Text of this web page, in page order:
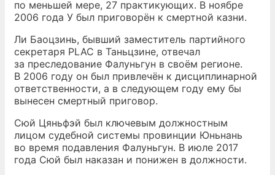
по меньшей мере, 27 практикующих. В ноябре
2006 года У был приговорён к смертной казни.
Ли Баоцзинь, бывший заместитель партийного
секретаря PLAC в Таньцзине, отвечал
за преследование Фалуньгун в своём регионе.
В 2006 году он был привлечён к дисциплинарной
ответственности, а в следующем году ему бы
вынесен смертный приговор.
Сюй Цяньфэй был ключевым должностным
лицом судебной системы провинции Юньнань
во время подавления Фалуньгун. В июле 2017
года Сюй был наказан и понижен в должности.